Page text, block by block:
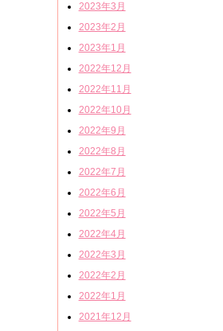
2023年3月
2023年2月
2023年1月
2022年12月
2022年11月
2022年10月
2022年9月
2022年8月
2022年7月
2022年6月
2022年5月
2022年4月
2022年3月
2022年2月
2022年1月
2021年12月